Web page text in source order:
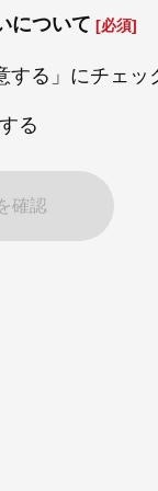
について [必須]
する」にチェッ
る
確認